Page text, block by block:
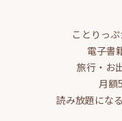
ことりっ
電子書
旅行・お
月額
読み放題にな